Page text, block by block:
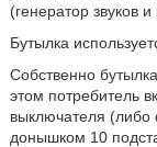
(генератор звуков
Бутылка
Собственно
этом потребитель
выключателя (либо
донышком 10